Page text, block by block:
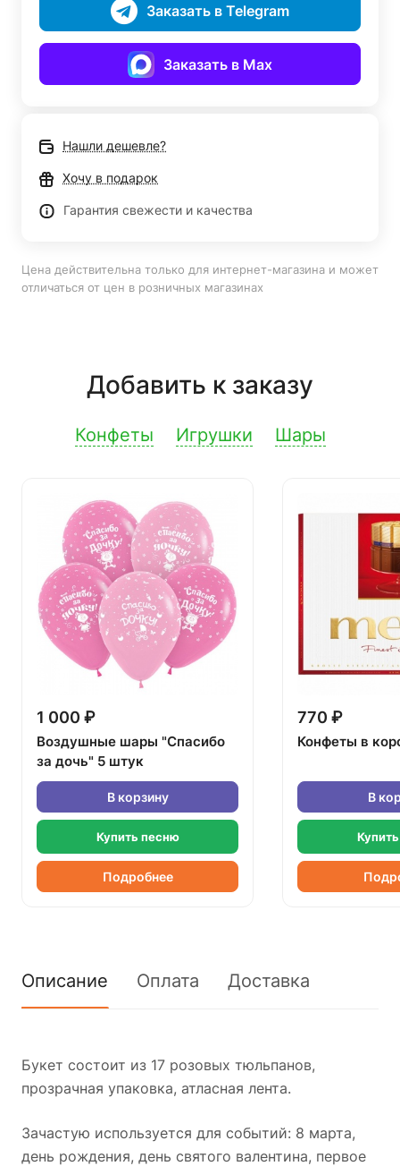
Заказать в Telegram
Заказать в Max
Нашли дешевле?
Хочу в подарок
Гарантия свежести и качества
Цена действительна только для интернет-магазина и может
отличаться от цен в розничных магазинах
Добавить к заказу
Конфеты Игрушки Шары
1 000 ₽
Воздушные шары "Спасибо
за дочь" 5 штук
В корзину
Купить песню
Подробнее
770 ₽
Конфеты в
В
Описание Оплата Доставка
Букет состоит из 17 розовых тюльпанов,
прозрачная упаковка, атласная лента.
Зачастую используется для событий: 8 марта,
день рождения, день святого валентина, первое